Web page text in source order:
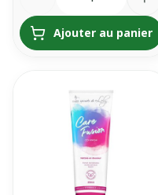
Ajouter au panier